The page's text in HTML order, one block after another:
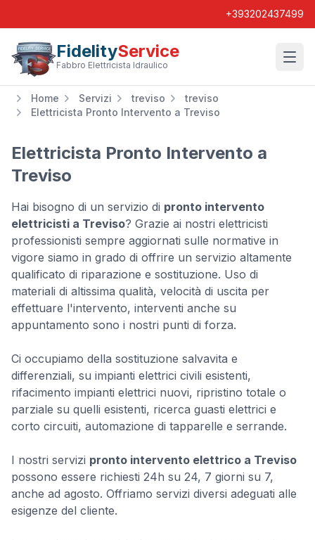
+393202437499
FidelityService
Fabbro Elettricista Idraulico
Home Servizi treviso
treviso
Elettricista Pronto Intervento a Treviso
Elettricista Pronto Intervento a
Treviso
Hai bisogno di un servizio di pronto intervento
elettricisti a Treviso? Grazie ai nostri elettricisti
professionisti sempre aggiornati sulle normative in
vigore siamo in grado di offrire un servizio altamente
qualificato di riparazione e sostituzione. Uso di
materiali di altissima qualità, velocità di uscita per
effettuare l'intervento, interventi anche su
appuntamento sono i nostri punti di forza.
Ci occupiamo della sostituzione salvavita e
differenziali, su impianti elettrici civili esistenti,
rifacimento impianti elettrici nuovi, ripristino totale o
parziale su quelli esistenti, ricerca guasti elettrici e
corto circuiti, automazione di tapparelle e serrande.
I nostri servizi pronto intervento elettrico a Treviso
possono essere richiesti 24h su 24, 7 giorni su 7,
anche ad agosto. Offriamo servizi diversi adeguati alle
esigenze del cliente.